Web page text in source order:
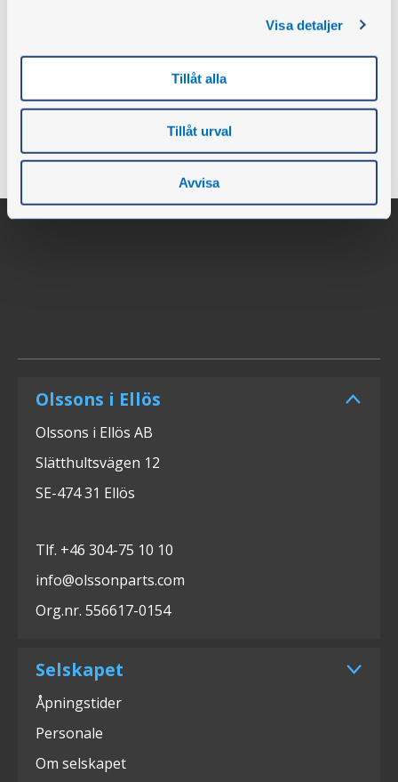
Visa detaljer
Tillåt alla
Tillåt urval
Avvisa
Olssons i Ellös
Olssons i Ellös AB
Slätthultsvägen 12
SE-474 31 Ellös
Tlf. +46 304-75 10 10
info@olssonparts.com
Org.nr. 556617-0154
Selskapet
Åpningstider
Personale
Om selskapet